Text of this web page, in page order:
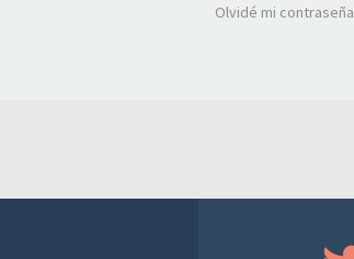
Olvidé mi contraseña